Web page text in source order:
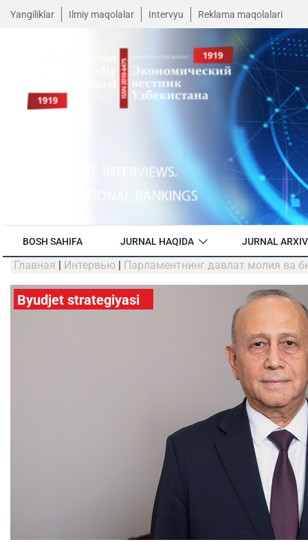
Yangiliklar Ilmiy maqolalar Intervyu Reklama maqolalari
BOSH SAHIFA JURNAL HAQIDA JURNAL
Главная | Интервью | Парламентнинг давлат молия ва
Byudjet strategiyasi